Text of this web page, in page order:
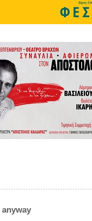
anyway